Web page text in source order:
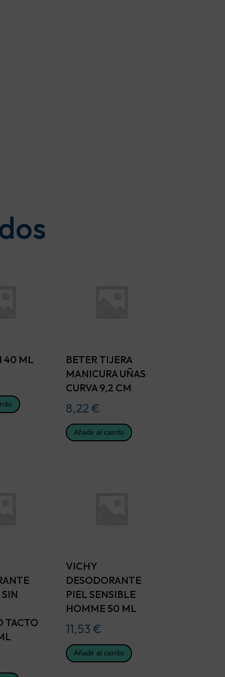
40 ML
BETER TIJERA
MANICURA UÑAS
CURVA 9,2 CM
8,22 €
Añadir al carrito
TACTO
VICHY
DESODORANTE
PIEL SENSIBLE
HOMME 50 ML
11,53 €
Añadir al carrito